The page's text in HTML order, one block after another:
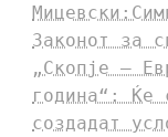
Законот за
„Скопје –
година“: Ќе
создадат